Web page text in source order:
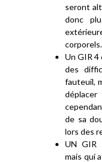
seront
donc
corporels.
Un GIR 4
des
fauteuil,
déplacer
de sa
lors des
UN GIR
mais qui